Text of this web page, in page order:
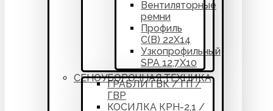
Вентиляторные
ремни
Профиль
С(В) 22Х14
Узкопрофильный
SPA 12,7Х10
СЕНОУБОРОЧНАЯ ТЕХНИКА
ГРАБЛИ ГВК / ГП /
ГВР
КОСИЛКА КРН-2,1 /